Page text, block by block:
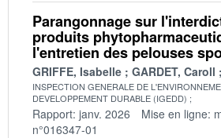
Parangonnage sur
produits
l'entretien des pelouses
GRIFFE, Isabelle GARDET, Caroll
INSPECTION GENERALE DE
DEVELOPPEMENT DURABLE (IGEDD)
Rapport: janv. 2026 Mise en ligne:
n°016347-01